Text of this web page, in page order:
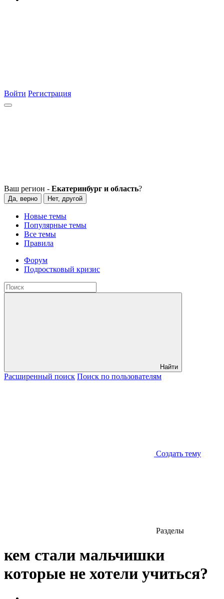
Войти Регистрация
Ваш регион - Екатеринбург и область?
Да, верно Нет, другой
Новые темы
Популярные темы
Все темы
Правила
Форум
Подростковый кризис
Найти
Расширенный поиск Поиск по пользователям
Создать тему
Разделы
кем стали мальчишки
которые не хотели учиться?